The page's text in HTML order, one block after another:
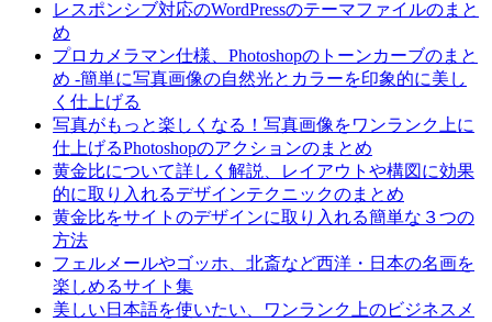
レスポンシブ対応のWordPressのテーマファイルのまと
め
プロカメラマン仕様、Photoshopのトーンカーブのまと
め -簡単に写真画像の自然光とカラーを印象的に美し
く仕上げる
写真がもっと楽しくなる！写真画像をワンランク上に
仕上げるPhotoshopのアクションのまとめ
黄金比について詳しく解説、レイアウトや構図に効果
的に取り入れるデザインテクニックのまとめ
黄金比をサイトのデザインに取り入れる簡単な３つの
方法
フェルメールやゴッホ、北斎など西洋・日本の名画を
楽しめるサイト集
美しい日本語を使いたい、ワンランク上のビジネスメ